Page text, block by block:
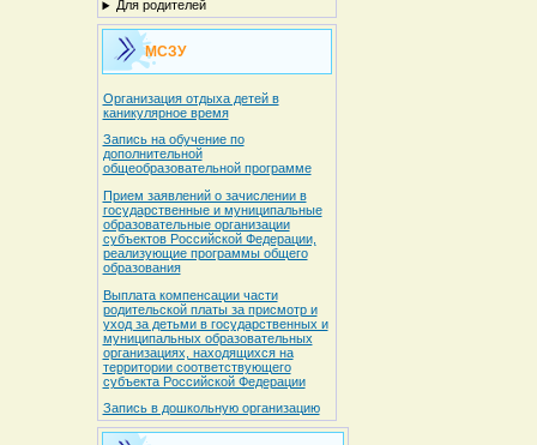
Для родителей
МСЗУ
Организация отдыха детей в
каникулярное время
Запись на обучение по
дополнительной
общеобразовательной программе
Прием заявлений о зачислении в
государственные и муниципальные
образовательные организации
субъектов Российской Федерации,
реализующие программы общего
образования
Выплата компенсации части
родительской платы за присмотр и
уход за детьми в государственных и
муниципальных образовательных
организациях, находящихся на
территории соответствующего
субъекта Российской Федерации
Запись в дошкольную организацию